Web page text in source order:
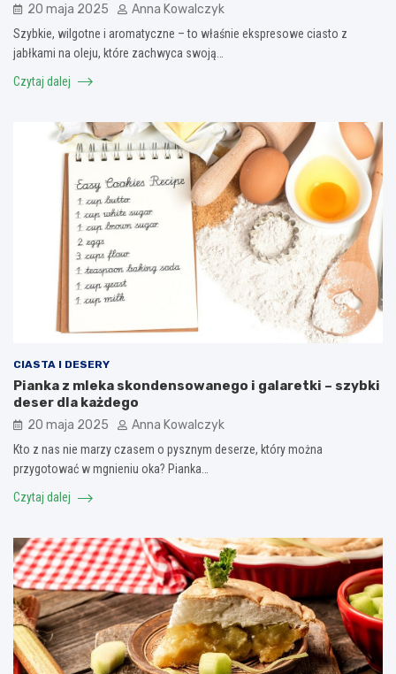
20 maja 2025 Anna Kowalczyk
Szybkie, wilgotne i aromatyczne – to właśnie ekspresowe ciasto z
jabłkami na oleju, które zachwyca swoją…
Czytaj dalej
CIASTA I DESERY
Pianka z mleka skondensowanego i galaretki – szybki
deser dla każdego
20 maja 2025 Anna Kowalczyk
Kto z nas nie marzy czasem o pysznym deserze, który można
przygotować w mgnieniu oka? Pianka…
Czytaj dalej